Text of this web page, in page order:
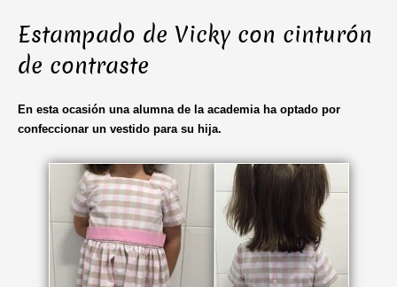
Estampado de Vicky con cinturón
de contraste
En esta ocasión una alumna de la academia ha optado por
confeccionar un vestido para su hija.